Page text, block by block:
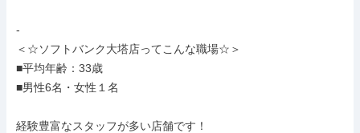
-
＜☆ソフトバンク大塔店ってこんな職場☆＞
■平均年齢：33歳
■男性6名・女性１名
経験豊富なスタッフが多い店舗です！